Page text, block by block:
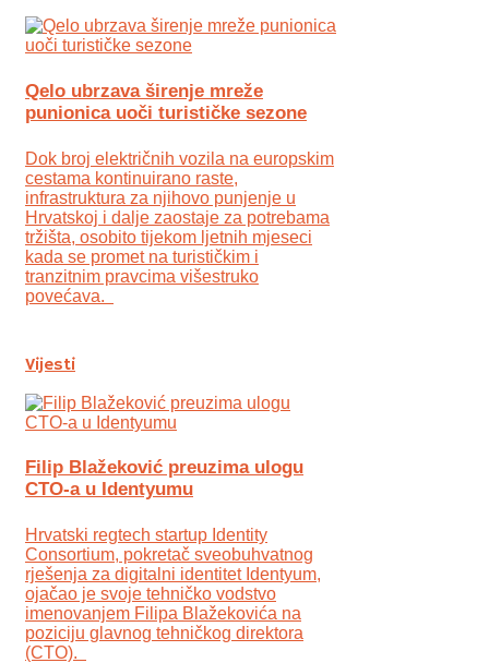
Qelo ubrzava širenje mreže
punionica uoči turističke sezone
Dok broj električnih vozila na europskim
cestama kontinuirano raste,
infrastruktura za njihovo punjenje u
Hrvatskoj i dalje zaostaje za potrebama
tržišta, osobito tijekom ljetnih mjeseci
kada se promet na turističkim i
tranzitnim pravcima višestruko
povećava.
Vijesti
Filip Blažeković preuzima ulogu
CTO-a u Identyumu
Hrvatski regtech startup Identity
Consortium, pokretač sveobuhvatnog
rješenja za digitalni identitet Identyum,
ojаčao je svoje tehničko vodstvo
imenovanjem Filipa Blažekovića na
poziciju glavnog tehničkog direktora
(CTO).